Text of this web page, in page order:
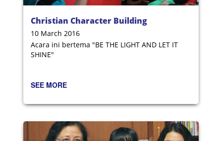
Christian Character Building
10 March 2016
Acara ini bertema "BE THE LIGHT AND LET IT
SHINE"
SEE MORE